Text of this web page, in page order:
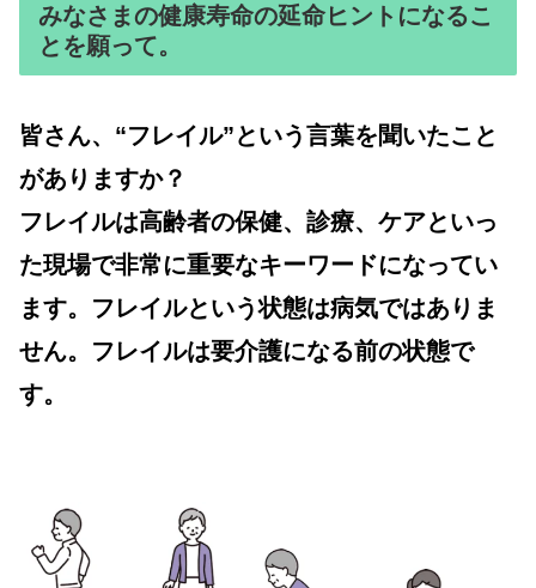
みなさまの健康寿命の延命ヒントになるこ
とを願って。
皆さん、“フレイル”という言葉を聞いたこと
がありますか？
フレイルは高齢者の保健、診療、ケアといっ
た現場で非常に重要なキーワードになってい
ます。フレイルという状態は病気ではありま
せん。フレイルは要介護になる前の状態で
す。